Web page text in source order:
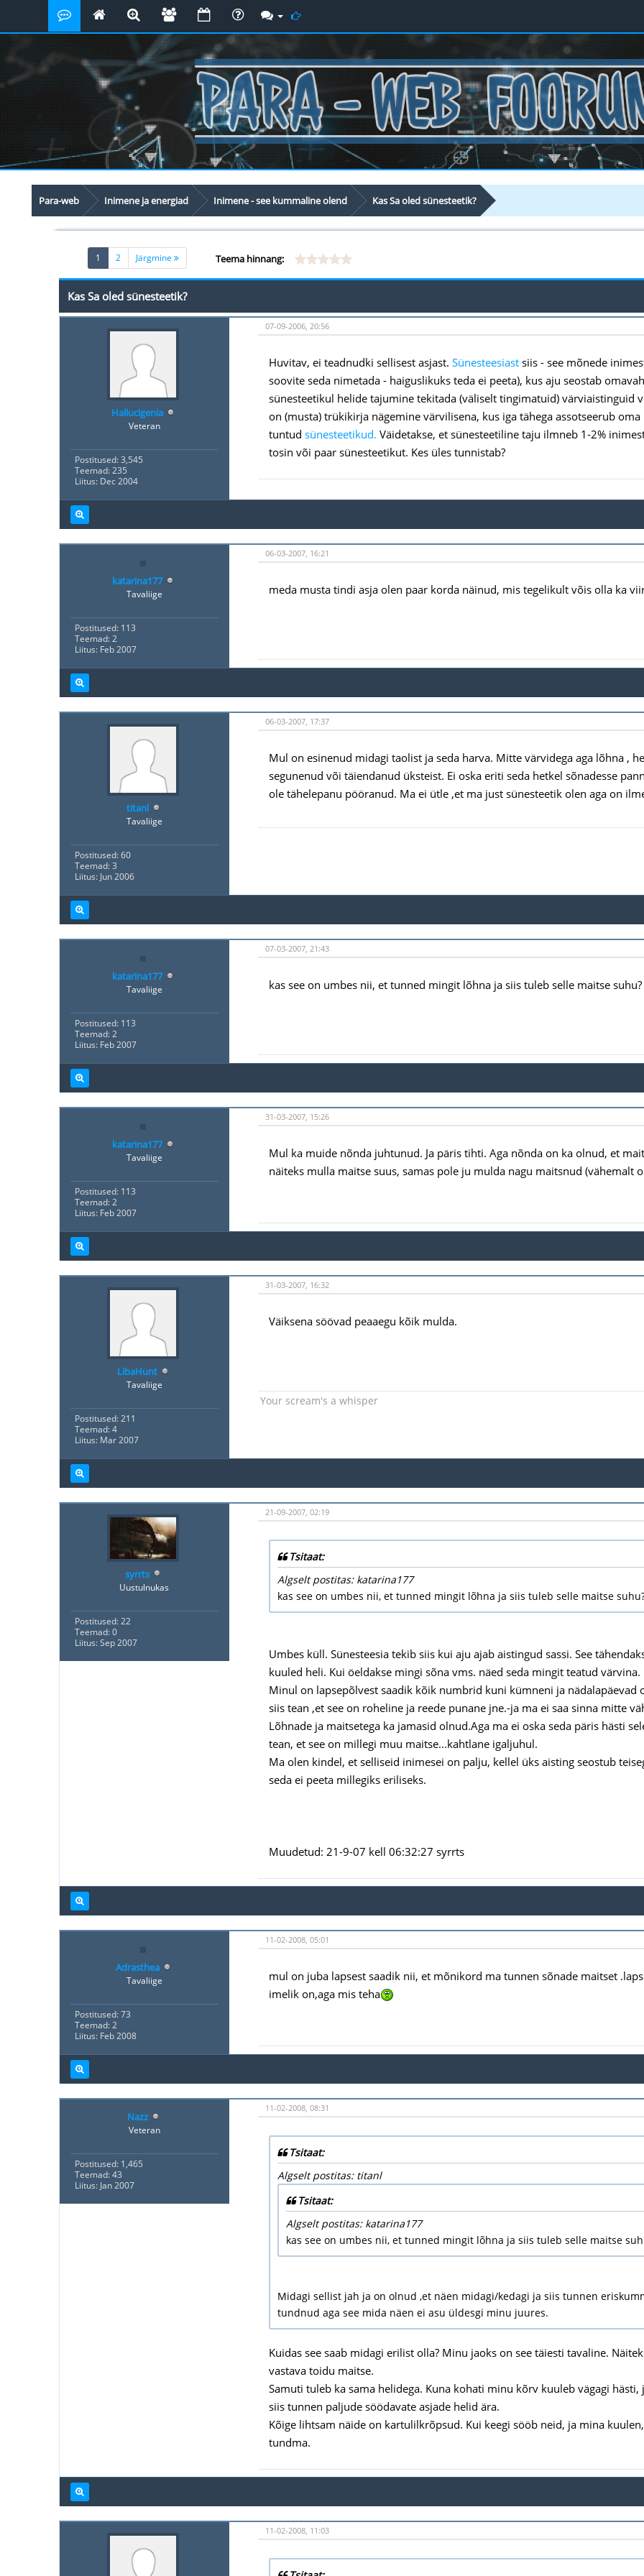
Para-web Inimene ja energiad Inimene - see kummaline olend Kas Sa oled sünesteetik?
1 (current)
2 Järgmine Teema hinnang:
Kas Sa oled sünesteetik?
Hallucigenia
Veteran
Postitused: 3,545
Teemad: 235
Liitus: Dec 2004
07-09-2006, 20:56
Huvitav, ei teadnudki sellisest asjast. Sünesteesiastsiis - see mõnede
soovite seda nimetada - haiguslikuks teda ei peeta), kus aju seostab
sünesteetikul helide tajumine tekitada (väliselt tingimatuid) värviaistinguid
on (musta) trükikirja nägemine värvilisena, kus iga tähega assotseerub
tuntud sünesteetikud. Väidetakse, et sünesteetiline taju ilmneb 1-2%
tosin või paar sünesteetikut. Kes üles tunnistab?
katarina177
Tavaliige
Postitused: 113
Teemad: 2
Liitus: Feb 2007
06-03-2007, 16:21
meda musta tindi asja olen paar korda näinud, mis tegelikult võis olla ka
titanl
Tavaliige
Postitused: 60
Teemad: 3
Liitus: Jun 2006
06-03-2007, 17:37
Mul on esinenud midagi taolist ja seda harva. Mitte värvidega aga lõhna ,
segunenud või täiendanud üksteist. Ei oska eriti seda hetkel sõnadesse
ole tähelepanu pööranud. Ma ei ütle ,et ma just sünesteetik olen aga on
katarina177
Tavaliige
Postitused: 113
Teemad: 2
Liitus: Feb 2007
07-03-2007, 21:43
kas see on umbes nii, et tunned mingit lõhna ja siis tuleb selle maitse suhu?
katarina177
Tavaliige
Postitused: 113
Teemad: 2
Liitus: Feb 2007
31-03-2007, 15:26
Mul ka muide nõnda juhtunud. Ja päris tihti. Aga nõnda on ka olnud, et
näiteks mulla maitse suus, samas pole ju mulda nagu maitsnud (vähemalt
LibaHunt
Tavaliige
Postitused: 211
Teemad: 4
Liitus: Mar 2007
31-03-2007, 16:32
Väiksena söövad peaaegu kõik mulda.
Your scream's a whisper
syrrts
Uustulnukas
Postitused: 22
Teemad: 0
Liitus: Sep 2007
21-09-2007, 02:19
Tsitaat:
Algselt postitas: katarina177
kas see on umbes nii, et tunned mingit lõhna ja siis tuleb selle maitse
Umbes küll. Sünesteesia tekib siis kui aju ajab aistingud sassi. See
kuuled heli. Kui öeldakse mingi sõna vms. näed seda mingit teatud värvina.
Minul on lapsepõlvest saadik kõik numbrid kuni kümneni ja nädalapäevad
siis tean ,et see on roheline ja reede punane jne.-ja ma ei saa sinna mitte
Lõhnade ja maitsetega ka jamasid olnud.Aga ma ei oska seda päris hästi
tean, et see on millegi muu maitse...kahtlane igaljuhul.
Ma olen kindel, et selliseid inimesei on palju, kellel üks aisting seostub
seda ei peeta millegiks eriliseks.
Muudetud: 21-9-07 kell 06:32:27 syrrts
Adrasthea
Tavaliige
Postitused: 73
Teemad: 2
Liitus: Feb 2008
11-02-2008, 05:01
mul on juba lapsest saadik nii, et mõnikord ma tunnen sõnade maitset
imelik on,aga mis teha
Nazz
Veteran
Postitused: 1,465
Teemad: 43
Liitus: Jan 2007
11-02-2008, 08:31
Tsitaat:
Algselt postitas: titanl
Tsitaat:
Algselt postitas: katarina177
kas see on umbes nii, et tunned mingit lõhna ja siis tuleb selle maitse
Midagi sellist jah ja on olnud ,et näen midagi/kedagi ja siis tunnen
tundnud aga see mida näen ei asu üldesgi minu juures.
Kuidas see saab midagi erilist olla? Minu jaoks on see täiesti tavaline.
vastava toidu maitse.
Samuti tuleb ka sama helidega. Kuna kohati minu kõrv kuuleb vägagi
siis tunnen paljude söödavate asjade helid ära.
Kõige lihtsam näide on kartulilkrõpsud. Kui keegi sööb neid, ja mina
tundma.
11-02-2008, 11:03